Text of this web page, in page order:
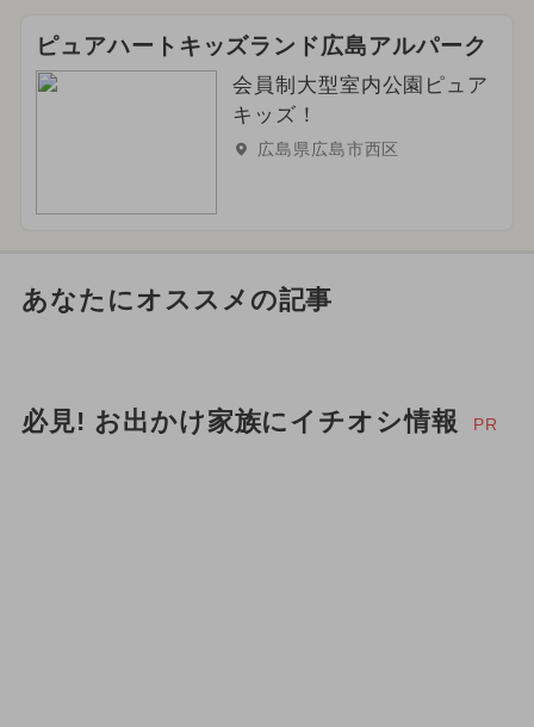
ピュアハートキッズランド広島アルパーク
会員制大型室内公園ピュア
キッズ！
広島県広島市西区
あなたにオススメの記事
必見! お出かけ家族にイチオシ情報 PR